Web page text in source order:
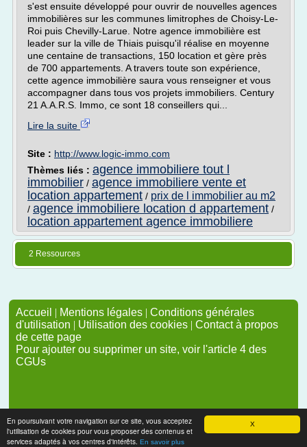
X
En poursuivant votre navigation sur ce site, vous acceptez
l'utilisation de cookies pour vous proposer des contenus et
services adaptés à vos centres d'intérêts. En savoir plus
s'est ensuite développé pour ouvrir de nouvelles agences
immobilières sur les communes limitrophes de Choisy-Le-
Roi puis Chevilly-Larue. Notre agence immobilière est
leader sur la ville de Thiais puisqu'il réalise en moyenne
une centaine de transactions, 150 location et gère près
de 700 appartements. A travers toute son expérience,
cette agence immobilière saura vous renseigner et vous
accompagner dans tous vos projets immobiliers. Century
21 A.A.R.S. Immo, ce sont 18 conseillers qui...
Lire la suite
Site : http://www.logic-immo.com
Thèmes liés : agence immobiliere tout l
immobilier / agence immobiliere vente et
location appartement / prix de l immobilier au m2
/ agence immobiliere location d appartement /
location appartement agence immobiliere
2 Ressources
Accueil | Mentions légales | Conditions générales
d'utilisation | Utilisation des cookies | Contact à propos
de cette page
Pour ajouter ou supprimer un site, voir l'article 4 des
CGUs